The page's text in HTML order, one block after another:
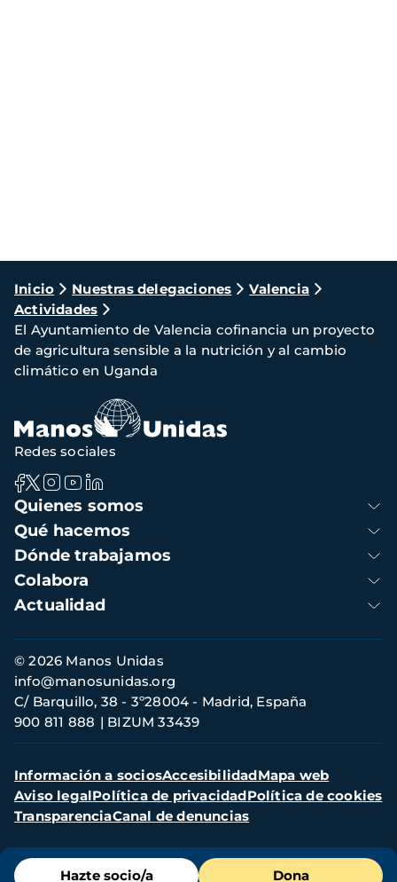
Ruta
de
navegación
Inicio Nuestras delegaciones
Valencia
Actividades
El Ayuntamiento de Valencia cofinancia un proyecto
de agricultura sensible a la nutrición y al cambio
climático en Uganda
Menú
Hazte socio/a Dona
Navegación
principal
Quienes somos
Qué hacemos
Dónde trabajamos
Colabora
Actualidad
Redes sociales
Información
de
contacto
© 2026 Manos Unidas
C/ Barquillo, 38 - 3º28004 - Madrid, España
900 811 888
BIZUM 33439
info@manosunidas.org
Menú
secundario
Información a sociosAccesibilidadMapa web
Aviso legalPolítica de privacidadPolítica de cookies
TransparenciaCanal de denuncias